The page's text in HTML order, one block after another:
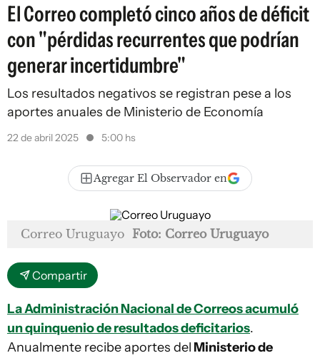
El Correo completó cinco años de déficit
con "pérdidas recurrentes que podrían
generar incertidumbre"
Los resultados negativos se registran pese a los
aportes anuales de Ministerio de Economía
22 de abril 2025 5:00 hs
Agregar El Observador en
Correo Uruguayo Foto: Correo Uruguayo
Compartir
La Administración Nacional de Correos acumuló
un quinquenio de resultados deficitarios.
Anualmente recibe aportes del Ministerio de